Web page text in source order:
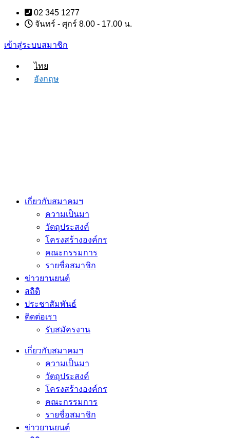
Skip
content
02 345 1277
จันทร์ - ศุกร์ 8.00 - 17.00 น.
เข้าสู่ระบบสมาชิก
ไทย
อังกฤษ
เกี่ยวกับสมาคมฯ
ความเป็นมา
วัตถุประสงค์
โครงสร้างองค์กร
คณะกรรมการ
รายชื่อสมาชิก
ข่าวยานยนต์
สถิติ
ประชาสัมพันธ์
ติดต่อเรา
รับสมัครงาน
เกี่ยวกับสมาคมฯ
ความเป็นมา
วัตถุประสงค์
โครงสร้างองค์กร
คณะกรรมการ
รายชื่อสมาชิก
ข่าวยานยนต์